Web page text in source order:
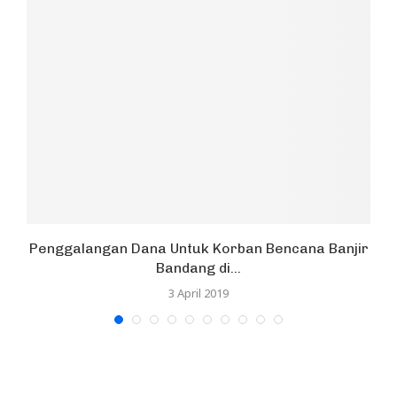
Penggalangan Dana Untuk Korban Bencana Banjir
Bandang di...
3 April 2019